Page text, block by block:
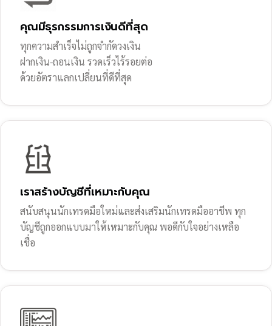
คุณมีธุรกรรมการเงินดีที่สุด
ทุกความสำเร็จไม่ถูกจำกัดวงเงิน
ฝากเงิน-ถอนเงิน รวดเร็วไร้รอยต่อ
ด้วยอัตราแลกเปลี่ยนที่ดีที่สุด
เราสร้างบัญชีที่เหมาะกับคุณ
สนับสนุนนักเทรดมือใหม่และส่งเสริมนักเทรดมืออาชีพ ทุก
บัญชีถูกออกแบบมาให้เหมาะกับคุณ พอดีกับใจอย่างเหลือ
เชื่อ